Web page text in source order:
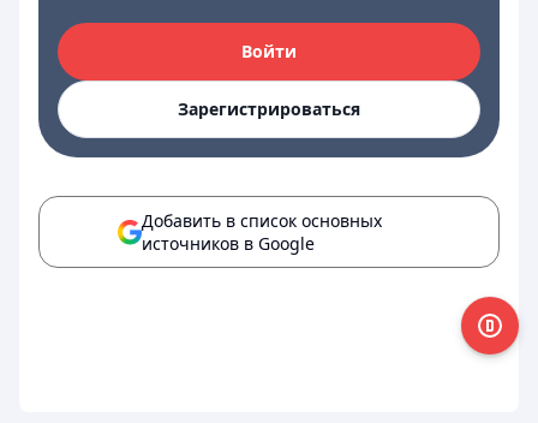
Войти
Зарегистрироваться
Добавить в список основных
источников в Google